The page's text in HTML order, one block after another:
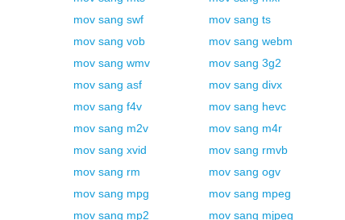
mov sang swf mov sang ts
mov sang vob mov sang webm
mov sang wmv mov sang 3g2
mov sang asf mov sang divx
mov sang f4v mov sang hevc
mov sang m2v mov sang m4r
mov sang xvid mov sang rmvb
mov sang rm mov sang ogv
mov sang mpg mov sang mpeg
mov sang mp2 mov sang mjpeg